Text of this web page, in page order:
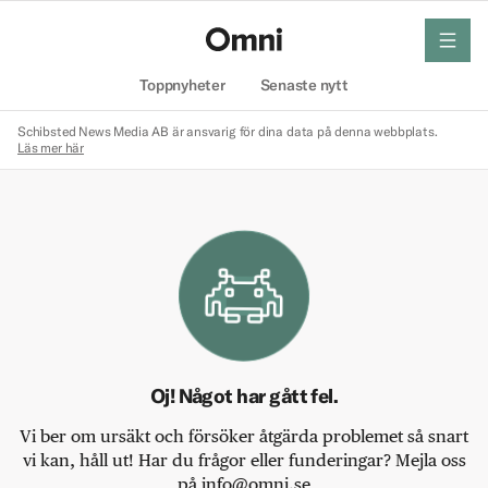
Toppnyheter Senaste nytt
meny
Schibsted News Media AB är ansvarig för dina data på denna webbplats.
Läs mer här
Oj! Något har gått fel.
Vi ber om ursäkt och försöker åtgärda problemet så snart
vi kan, håll ut! Har du frågor eller funderingar? Mejla oss